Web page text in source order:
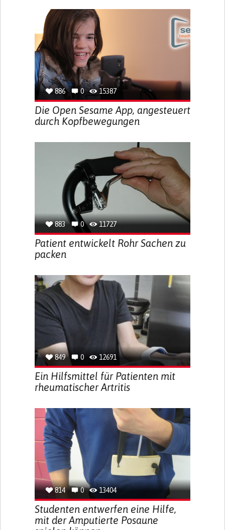
886 0 15387
Die Open Sesame App, angesteuert
durch Kopfbewegungen
883 0 11727
Patient entwickelt Rohr Sachen zu
packen
849 0 12691
Ein Hilfsmittel für Patienten mit
rheumatischer Artritis
814 0 13404
Studenten entwerfen eine Hilfe,
mit der Amputierte Posaune